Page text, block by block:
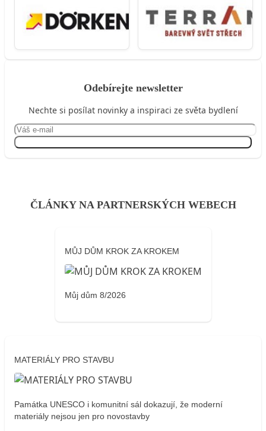
Odebírejte newsletter
Nechte si posílat novinky a inspiraci ze světa bydlení
ČLÁNKY NA PARTNERSKÝCH WEBECH
MŮJ DŮM KROK ZA KROKEM
Můj dům 8/2026
MATERIÁLY PRO STAVBU
Památka UNESCO i komunitní sál dokazují, že moderní
materiály nejsou jen pro novostavby